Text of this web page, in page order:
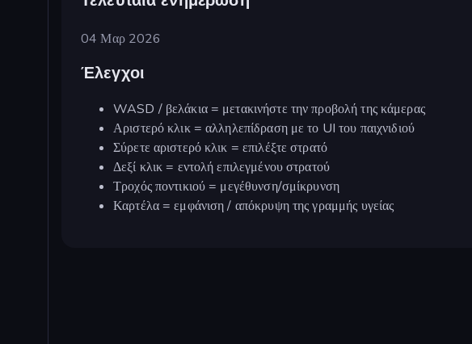
04 Μαρ 2026
Έλεγχοι
WASD / βελάκια = μετακινήστε την προβολή της κάμερας
Αριστερό κλικ = αλληλεπίδραση με το UI του παιχνιδιού
Σύρετε αριστερό κλικ = επιλέξτε στρατό
Δεξί κλικ = εντολή επιλεγμένου στρατού
Τροχός ποντικιού = μεγέθυνση/σμίκρυνση
Καρτέλα = εμφάνιση / απόκρυψη της γραμμής υγείας